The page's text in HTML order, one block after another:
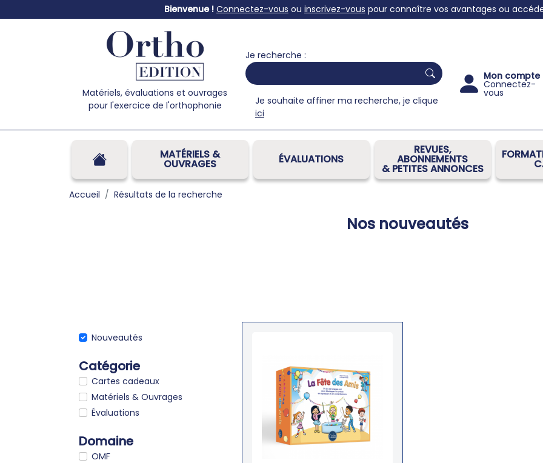
Bienvenue ! Connectez-vous ou inscrivez-vous pour connaître vos avantages ou
Matériels, évaluations et ouvrages
pour l'exercice de l'orthophonie
Je recherche :
Je souhaite affiner ma recherche, je clique
ici
Mon compte
Connectez-
vous
MATÉRIELS &
OUVRAGES ÉVALUATIONS
REVUES,
ABONNEMENTS
& PETITES ANNONCES
Accueil Résultats de la recherche
Nos nouveautés
Nouveautés
Catégorie
Cartes cadeaux
Matériels & Ouvrages
Évaluations
Domaine
OMF